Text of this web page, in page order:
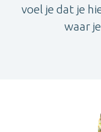
voel je dat je
waar